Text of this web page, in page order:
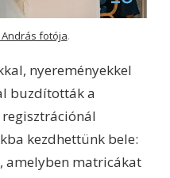
András fotója.
nyereményekkel
buzdították a
kezdhettünk bele:
amelyben matricákat